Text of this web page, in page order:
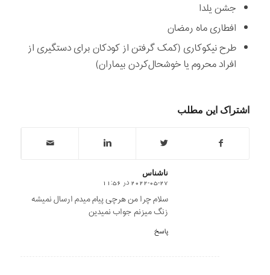
جشن يلدا
افطاری ماه رمضان
طرح نيكوكاری (كمک گرفتن از كودكان برای دستگيری از
افراد محروم يا خوشحال‌كردن بيماران)
اشتراک این مطلب
ناشناس
says:
2022-05-27 در 11:56
سلام چرا من هرچی پیام میدم ارسال نمیشه
زنگ میزنم جواب نمیدین
پاسخ